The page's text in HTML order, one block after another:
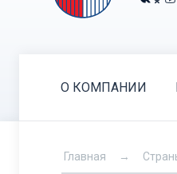
О КОМПАНИИ
Главная